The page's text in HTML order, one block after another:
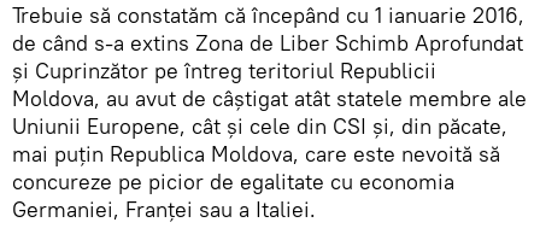
Trebuie să constatăm că începând cu 1 ianuarie 2016,
de când s-a extins Zona de Liber Schimb Aprofundat
şi Cuprinzător pe întreg teritoriul Republicii
Moldova, au avut de câștigat atât statele membre ale
Uniunii Europene, cât și cele din CSI și, din păcate,
mai puțin Republica Moldova, care este nevoită să
concureze pe picior de egalitate cu economia
Germaniei, Franţei sau a Italiei.